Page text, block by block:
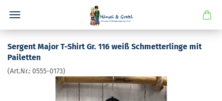
Ser­gent Major T-​Shirt Gr. 116 weiß Schmet­ter­lin­ge mit
Pai­let­ten
(Art.Nr.: 0555-​0173)